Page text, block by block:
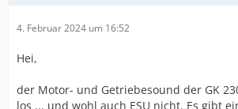
4. Februar 2024 um 16:52
Hei,
der Motor- und Getriebesound der GK
los ... und wohl auch ESU nicht. Es gibt